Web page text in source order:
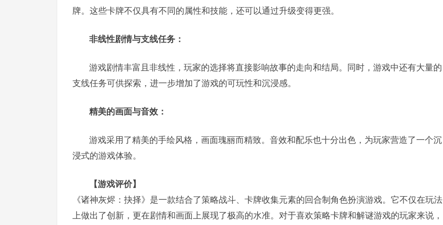
牌。这些卡牌不仅具有不同的属性和技能，还可以通过升级变得更强。
非线性剧情与支线任务：
游戏剧情丰富且非线性，玩家的选择将直接影响故事的走向和结局。同时，游戏中还有大量的
支线任务可供探索，进一步增加了游戏的可玩性和沉浸感。
精美的画面与音效：
游戏采用了精美的手绘风格，画面瑰丽而精致。音效和配乐也十分出色，为玩家营造了一个沉
浸式的游戏体验。
【游戏评价】
《诸神灰烬：抉择》是一款结合了策略战斗、卡牌收集元素的回合制角色扮演游戏。它不仅在玩法
上做出了创新，更在剧情和画面上展现了极高的水准。对于喜欢策略卡牌和解谜游戏的玩家来说，